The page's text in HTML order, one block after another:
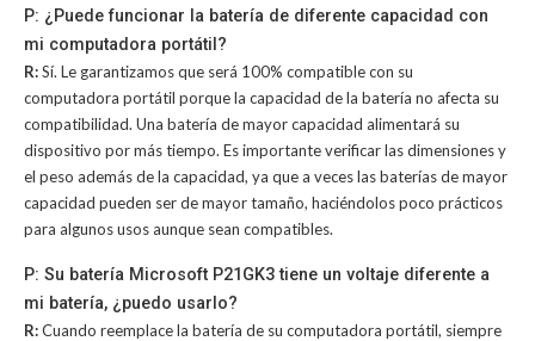
P: ¿Puede funcionar la batería de diferente capacidad con
mi computadora portátil?
R:Sí. Le garantizamos que será 100% compatible con su
computadora portátil porque la capacidad de la batería no afecta su
compatibilidad. Una batería de mayor capacidad alimentará su
dispositivo por más tiempo. Es importante verificar las dimensiones y
el peso además de la capacidad, ya que a veces las baterías de mayor
capacidad pueden ser de mayor tamaño, haciéndolos poco prácticos
para algunos usos aunque sean compatibles.
P: Su batería Microsoft P21GK3 tiene un voltaje diferente a
mi batería, ¿puedo usarlo?
R:Cuando reemplace la batería de su computadora portátil, siempre